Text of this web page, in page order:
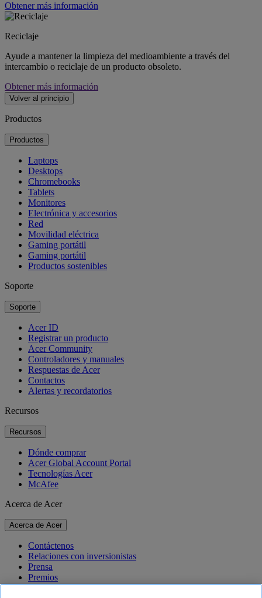
Obtener más información
Reciclaje
Ayude a mantener la limpieza del medioambiente a través del
intercambio o reciclaje de un producto obsoleto.
Obtener más información
Volver al principio
Productos
Productos
Laptops
Desktops
Chromebooks
Tablets
Monitores
Electrónica y accesorios
Red
Movilidad eléctrica
Gaming portátil
Gaming portátil
Productos sostenibles
Soporte
Soporte
Acer ID
Registrar un producto
Acer Community
Controladores y manuales
Respuestas de Acer
Contactos
Alertas y recordatorios
Recursos
Recursos
Dónde comprar
Acer Global Account Portal
Tecnologías Acer
McAfee
Acerca de Acer
Acerca de Acer
Contáctenos
Relaciones con inversionistas
Prensa
Premios
Eventos